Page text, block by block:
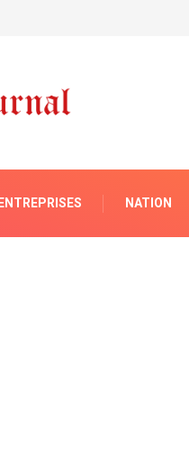
à l’entrepreneuriat !
ENTREPRISES NATION